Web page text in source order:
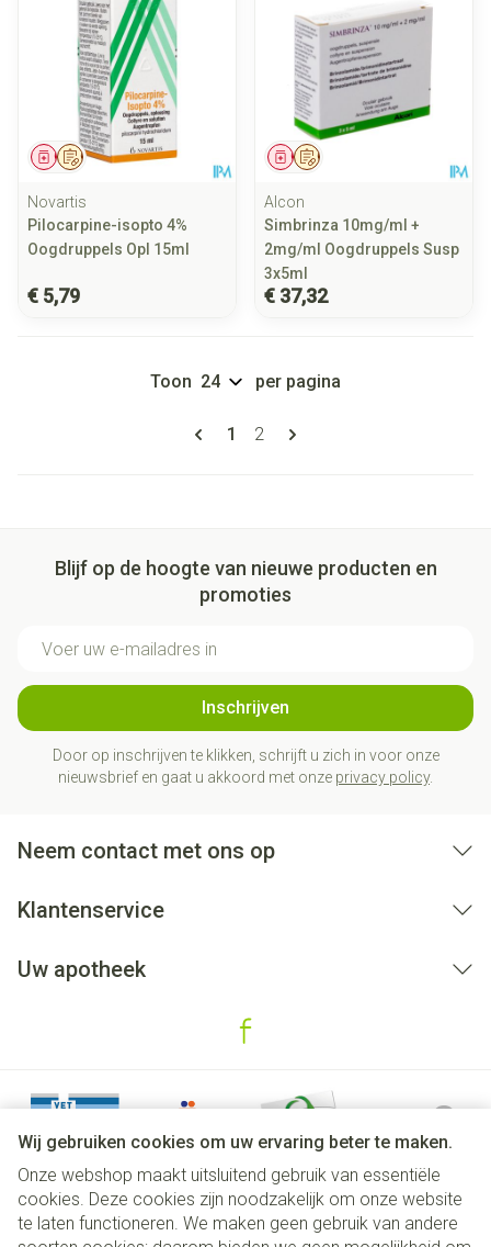
Wij gebruiken cookies om uw ervaring beter te maken.
Onze webshop maakt uitsluitend gebruik van essentiële
cookies. Deze cookies zijn noodzakelijk om onze website
te laten functioneren. We maken geen gebruik van andere
Op voorschrift
Geneesmiddel
Novartis
Pilocarpine-isopto 4%
Oogdruppels Opl 15ml
€ 5,79
Op voorschrift
Geneesmiddel
Alcon
Simbrinza 10mg/ml +
2mg/ml Oogdruppels Susp
3x5ml
€ 37,32
Pagina's
U lees momenteel pagina
1 Pagina
2
Toon per pagina
Blijf op de hoogte van nieuwe producten en
promoties
Inschrijven
Door op inschrijven te klikken, schrijft u zich in voor onze
nieuwsbrief en gaat u akkoord met onze privacy policy.
Neem contact met ons op
Klantenservice
Uw apotheek